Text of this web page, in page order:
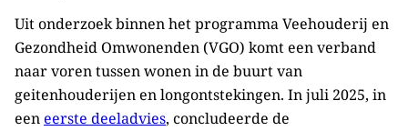
Uit onderzoek binnen het programma Veehouderij en
Gezondheid Omwonenden (VGO) komt een verband
naar voren tussen wonen in de buurt van
geitenhouderijen en longontstekingen. In juli 2025, in
eeneerste deeladvies, concludeerde de